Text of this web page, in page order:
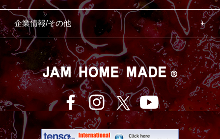
企業情報/その他